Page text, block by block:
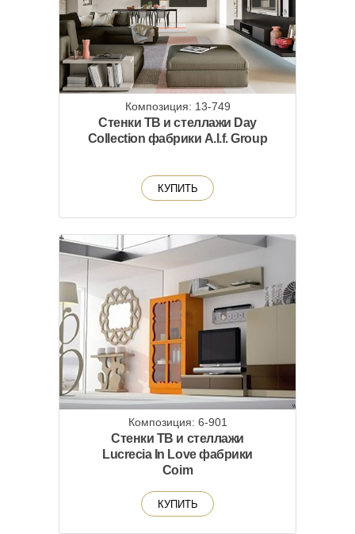
Композиция: 13-749
Стенки ТВ и стеллажи Day
Collection фабрики A.l.f. Group
КУПИТЬ
Композиция: 6-901
Стенки ТВ и стеллажи
Lucrecia In Love фабрики
Coim
КУПИТЬ